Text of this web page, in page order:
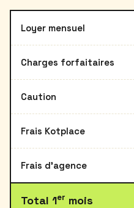
Loyer mensuel
Charges forfaitaires
Caution
Frais Kotplace
Frais d'agence
Total 1er mois